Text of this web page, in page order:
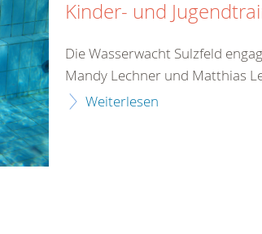
Kinder- und
Die Wasserwacht Sulzfeld
Mandy Lechner und Matthias
Weiterlesen